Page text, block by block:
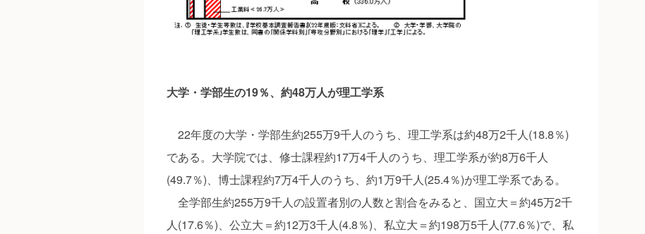
大学・学部生の19％、約48万人が理工学系
22年度の大学・学部生約255万9千人のうち、理工学系は約48万2千人(18.8％)
である。大学院では、修士課程約17万4千人のうち、理工学系が約8万6千人
(49.7％)、博士課程約7万4千人のうち、約1万9千人(25.4％)が理工学系である。
全学部生約255万9千人の設置者別の人数と割合をみると、国立大＝約45万2千
人(17.6％)、公立大＝約12万3千人(4.8％)、私立大＝約198万5千人(77.6％)で、私